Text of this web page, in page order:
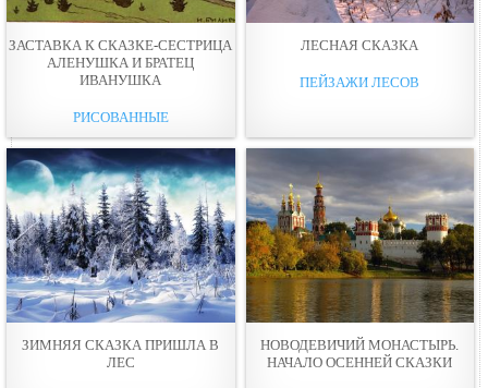
ЗАСТАВКА К СКАЗКЕ-СЕСТРИЦА
АЛЕНУШКА И БРАТЕЦ
ИВАНУШКА
РИСОВАННЫЕ
ЛЕСНАЯ СКАЗКА
ПЕЙЗАЖИ ЛЕСОВ
ЗИМНЯЯ СКАЗКА ПРИШЛА В
ЛЕС
НОВОДЕВИЧИЙ МОНАСТЫРЬ.
НАЧАЛО ОСЕННЕЙ СКАЗКИ